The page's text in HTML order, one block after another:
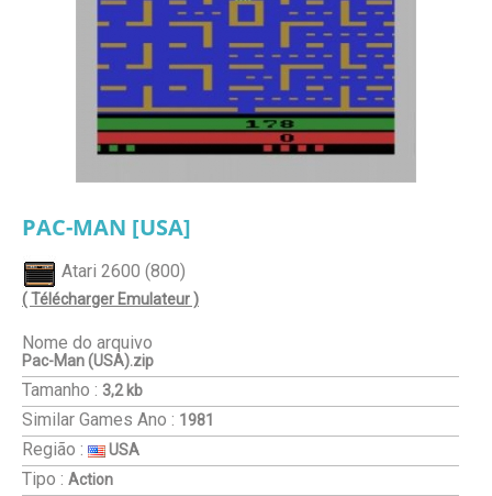
PAC-MAN [USA]
Atari 2600 (800)
( Télécharger Emulateur )
Nome do arquivo
Pac-Man (USA).zip
Tamanho : 3,2 kb
Similar Games Ano : 1981
Região : USA
Tipo : Action